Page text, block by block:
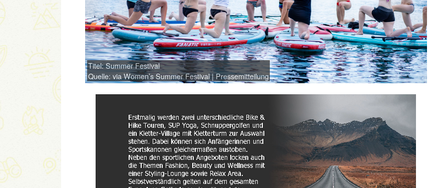
Titel: Summer Festival
Quelle: via Women’s Summer Festival | Pressemitteilung